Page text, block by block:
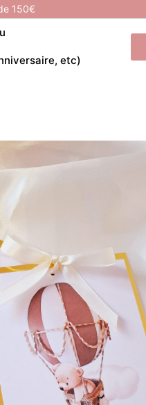
150€
etc)